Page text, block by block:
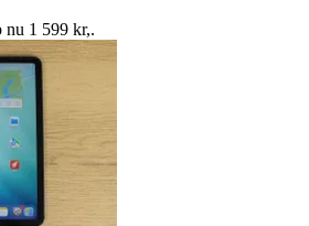
nu 1 599 kr,.